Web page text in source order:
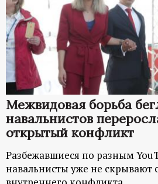
Межвидовая борьба
навальнистов
открытый конфликт
Разбежавшиеся по разным
навальнисты уже не скрывают